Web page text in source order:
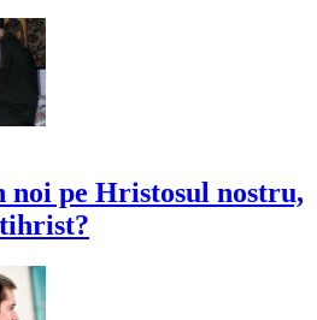
noi pe Hristosul nostru,